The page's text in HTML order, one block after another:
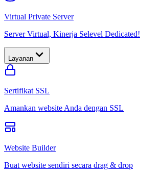
Virtual Private Server
Server Virtual, Kinerja Selevel Dedicated!
Layanan
Sertifikat SSL
Amankan website Anda dengan SSL
Website Builder
Buat website sendiri secara drag & drop